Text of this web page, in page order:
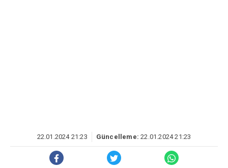
22.01.2024 21:23 Güncelleme: 22.01.2024 21:23